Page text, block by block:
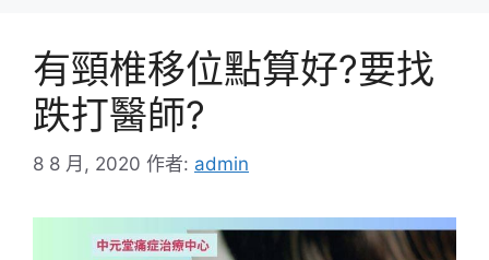
有頸椎移位點算好?要找
跌打醫師?
8 8 月, 2020 作者: admin